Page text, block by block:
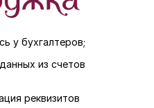
у бухгалтеров;
из счетов
реквизитов